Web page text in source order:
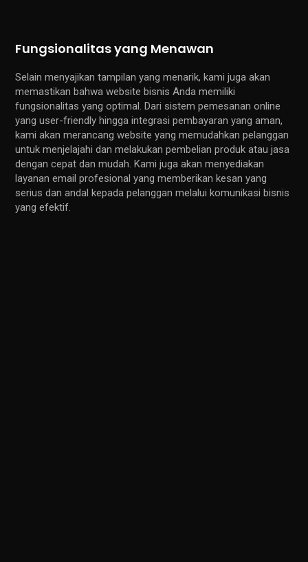
Fungsionalitas yang Menawan
Selain menyajikan tampilan yang menarik, kami juga akan
memastikan bahwa website bisnis Anda memiliki
fungsionalitas yang optimal. Dari sistem pemesanan online
yang user-friendly hingga integrasi pembayaran yang aman,
kami akan merancang website yang memudahkan pelanggan
untuk menjelajahi dan melakukan pembelian produk atau jasa
dengan cepat dan mudah. Kami juga akan menyediakan
layanan email profesional yang memberikan kesan yang
serius dan andal kepada pelanggan melalui komunikasi bisnis
yang efektif.